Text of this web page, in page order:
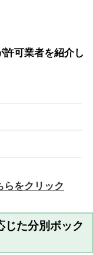
可業者を紹介し
らをクリック
じた分別ボック